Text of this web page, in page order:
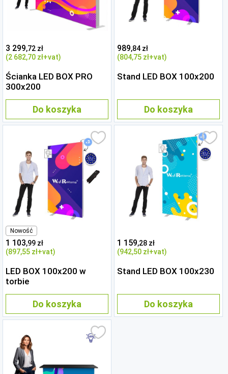
3 299,72 zł
(2 682,70 zł+vat)
Ścianka LED BOX PRO
300x200
Do koszyka
989,84 zł
(804,75 zł+vat)
Stand LED BOX 100x200
Do koszyka
Nowość
1 103,99 zł
(897,55 zł+vat)
LED BOX 100x200 w
torbie
Do koszyka
1 159,28 zł
(942,50 zł+vat)
Stand LED BOX 100x230
Do koszyka